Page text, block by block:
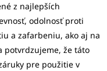
z najlepších
odolnosť proti
a zafarbeniu, ako aj na
potvrdzujeme, že táto
pre použitie v